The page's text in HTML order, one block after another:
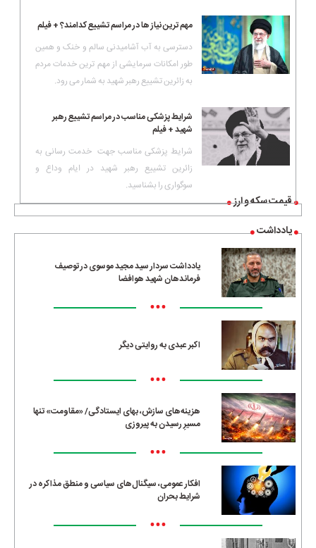
قیمت سکه و ارز
یادداشت
یادداشت سردار سید مجید موسوی در توصیف
فرماندهان شهید هوافضا
•••
اکبر عبدی به روایتی دیگر
•••
هزینه‌های سازش، بهای ایستادگی/ «مقاومت» تنها
مسیرِ رسیدن به پیروزی
•••
افکار عمومی، سیگنال‌های سیاسی و منطق مذاکره در
شرایط بحران
•••
مهم ترین نیاز ها در مراسم تشییع کدامند؟ + فیلم
دسترسی به آب آشامیدنی سالم و خنک و همین
طور امکانات سرمایشی از مهم ترین خدمات مردم
به زائرین تشییع رهبر شهید به شمار می رود.
شرایط پزشکی مناسب در مراسم تشییع رهبر
شهید + فیلم
شرایط پزشکی مناسب جهت خدمت رسانی به
زائرین تشییع رهبر شهید در ایام وداع و
سوگواری را بشناسید.